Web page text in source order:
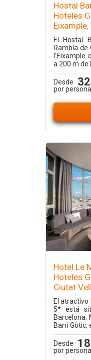
Hostal
Hoteles
El Hostal
Rambla de
l'Eixample
a 200 m de
Desde
por
Hotel Le
Hoteles
Ciutat
El atractivo
5* está
Barcelona.
Barri Gòtic,
Desde
por